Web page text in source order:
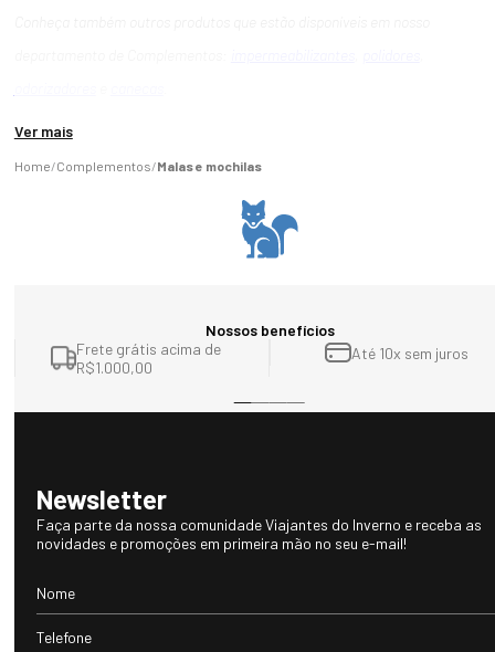
Ver mais
Complementos Malas e mochilas
Nossos benefícios
Frete grátis acima de
R$1.000,00
Até 10x sem juros
Newsletter
Faça parte da nossa comunidade Viajantes do Inverno e receba as
novidades e promoções em primeira mão no seu e-mail!